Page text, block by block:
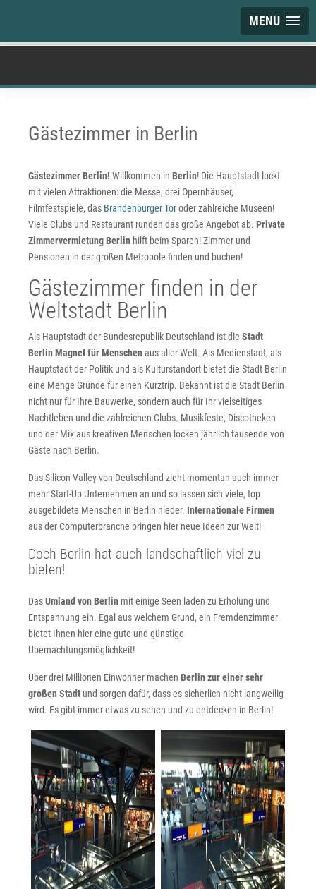
MENU
Gästezimmer in Berlin
Gästezimmer Berlin! Willkommen in Berlin! Die Hauptstadt lockt
mit vielen Attraktionen: die Messe, drei Opernhäuser,
Filmfestspiele, das Brandenburger Toroder zahlreiche Museen!
Viele Clubs und Restaurant runden das große Angebot ab. Private
Zimmervermietung Berlin hilft beim Sparen! Zimmer und
Pensionen in der großen Metropole finden und buchen!
Gästezimmer finden in der
Weltstadt Berlin
Als Hauptstadt der Bundesrepublik Deutschland ist die Stadt
Berlin Magnet für Menschenaus aller Welt. Als Medienstadt, als
Hauptstadt der Politik und als Kulturstandort bietet die Stadt Berlin
eine Menge Gründe für einen Kurztrip. Bekannt ist die Stadt Berlin
nicht nur für Ihre Bauwerke, sondern auch für Ihr vielseitiges
Nachtleben und die zahlreichen Clubs. Musikfeste, Discotheken
und der Mix aus kreativen Menschen locken jährlich tausende von
Gäste nach Berlin.
Das Silicon Valley von Deutschland zieht momentan auch immer
mehr Start-Up Unternehmen an und so lassen sich viele, top
ausgebildete Menschen in Berlin nieder. Internationale Firmen
aus der Computerbranche bringen hier neue Ideen zur Welt!
Doch Berlin hat auch landschaftlich viel zu
bieten!
DasUmland von Berlin mit einige Seen laden zu Erholung und
Entspannung ein. Egal aus welchem Grund, ein Fremdenzimmer
bietet Ihnen hier eine gute und günstige
Übernachtungsmöglichkeit!
Über drei Millionen Einwohner machen Berlin zur einer sehr
großen Stadt und sorgen dafür, dass es sicherlich nicht langweilig
wird. Es gibt immer etwas zu sehen und zu entdecken in Berlin!